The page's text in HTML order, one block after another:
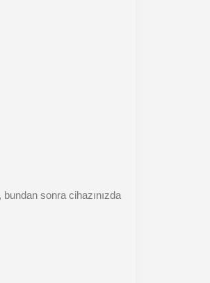
sonra cihazınızda